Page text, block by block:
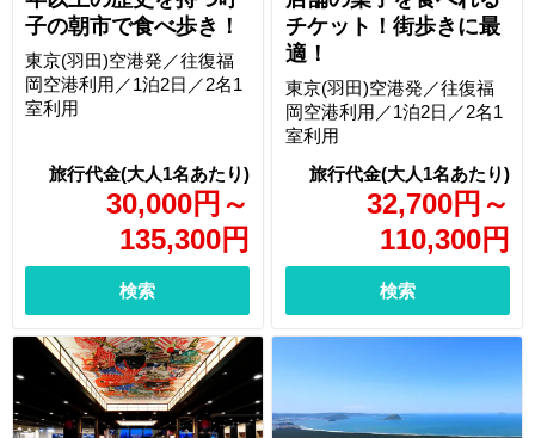
子の朝市で食べ歩き！
30,000円 ～
135,300円
東京(羽田)空港発／往復福
岡空港利用／1泊2日／2名1
室利用
検索
チケット！街歩きに最
適！
32,700円 ～
110,300円
東京(羽田)空港発／往復福
岡空港利用／1泊2日／2名1
室利用
検索